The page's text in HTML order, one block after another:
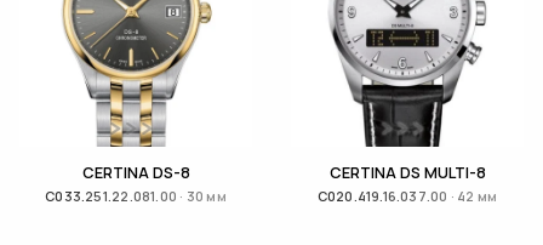
CERTINA DS-8
C033.251.22.081.00 · 30 мм
CERTINA DS MULTI-8
C020.419.16.037.00 · 42 мм